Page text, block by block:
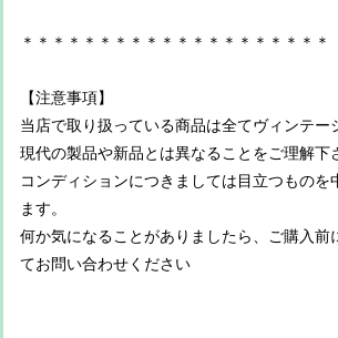
＊＊＊＊＊＊＊＊＊＊＊＊＊＊＊＊＊＊＊＊
【注意事項】
当店で取り扱っている商品は全てヴィンテー
現代の製品や新品とは異なることをご理解下
コンディションにつきましては目立つものを
ます。
何か気になることがありましたら、ご購入前
てお問い合わせください